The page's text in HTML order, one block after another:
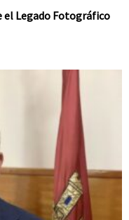
el Legado Fotográfico